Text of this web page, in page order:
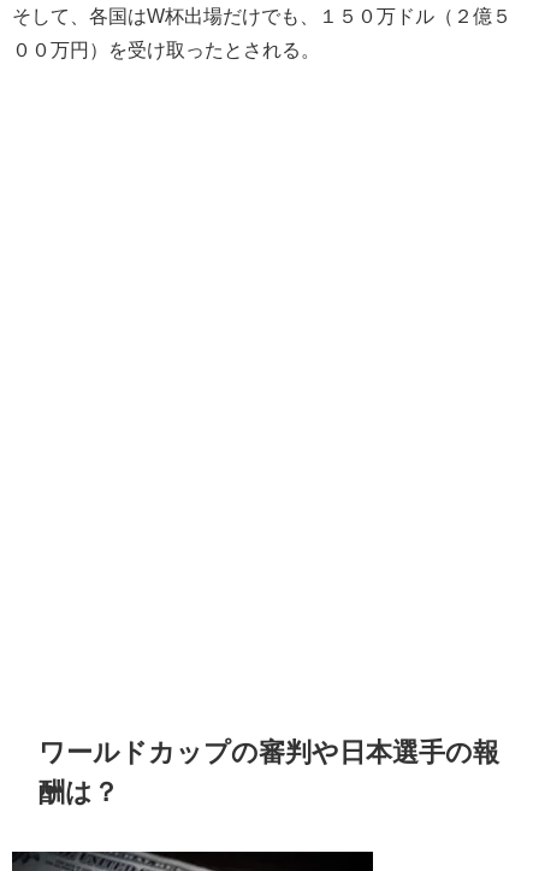
そして、各国はW杯出場だけでも、１５０万ドル（２億５
００万円）を受け取ったとされる。
ワールドカップの審判や日本選手の報
酬は？